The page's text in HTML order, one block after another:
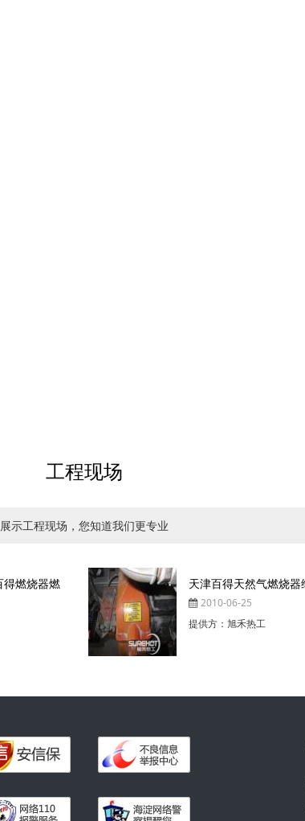
工程现场
展示工程现场，您知道我们更专业
天津百得天然气燃烧器维修
2010-06-25
提供方：旭禾热工